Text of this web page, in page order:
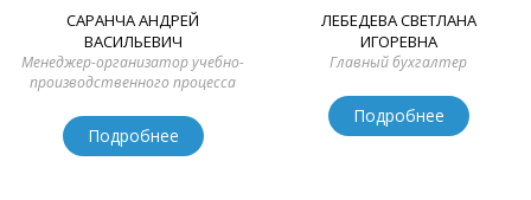
САРАНЧА АНДРЕЙ
ВАСИЛЬЕВИЧ
Менеджер-организатор учебно-
производственного процесса
Подробнее
ЛЕБЕДЕВА СВЕТЛАНА
ИГОРЕВНА
Главный бухгалтер
Подробнее